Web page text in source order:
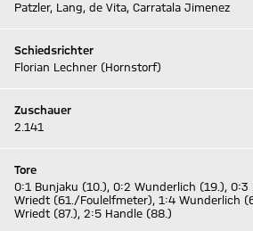
Patzler, Lang, de Vita, Carratala Jimenez
Schiedsrichter
Florian Lechner (Hornstorf)
Zuschauer
2.141
Tore
0:1 Bunjaku (10.), 0:2 Wunderlich (19.), 0:3
Wriedt (61./Foulelfmeter), 1:4 Wunderlich
Wriedt (87.), 2:5 Handle (88.)